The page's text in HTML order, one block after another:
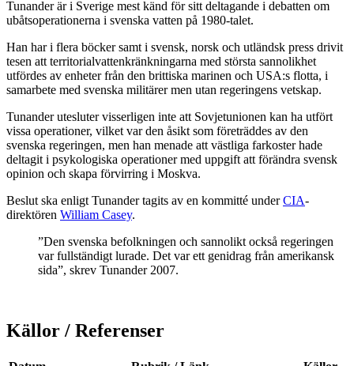
Tunander är i Sverige mest känd för sitt deltagande i debatten om
ubåtsoperationerna i svenska vatten på 1980-talet.
Han har i flera böcker samt i svensk, norsk och utländsk press drivit
tesen att territorialvattenkränkningarna med största sannolikhet
utfördes av enheter från den brittiska marinen och USA:s flotta, i
samarbete med svenska militärer men utan regeringens vetskap.
Tunander utesluter visserligen inte att Sovjetunionen kan ha utfört
vissa operationer, vilket var den åsikt som företräddes av den
svenska regeringen, men han menade att västliga farkoster hade
deltagit i psykologiska operationer med uppgift att förändra svensk
opinion och skapa förvirring i Moskva.
Beslut ska enligt Tunander tagits av en kommitté underCIA-
direktören William Casey.
”Den svenska befolkningen och sannolikt också regeringen
var fullständigt lurade. Det var ett genidrag från amerikansk
sida”, skrev Tunander 2007.
Källor / Referenser